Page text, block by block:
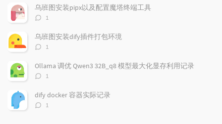
数：
乌班图安装pipx以及配置魔塔终端工具
评
数：
1
乌班图安装dify插件打包环境
评
数：
1
Ollama 调优 Qwen3 32B_q8 模型最大化显存利用记录
评
数：
1
dify docker 容器实际记录
评1